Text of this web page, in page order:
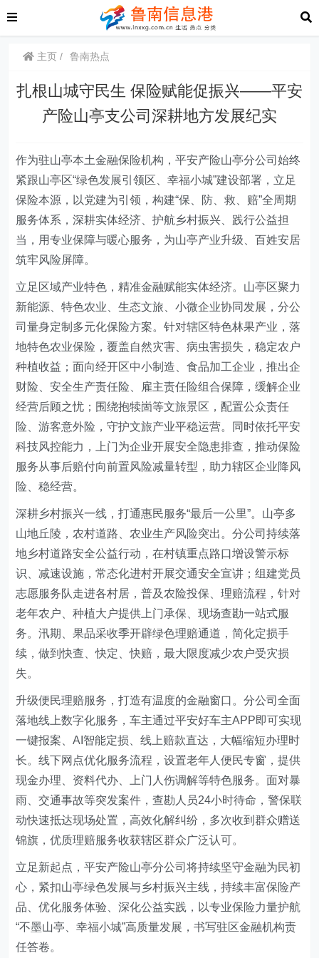
主页 鲁南热点
扎根山城守民生 保险赋能促振兴——平安
产险山亭支公司深耕地方发展纪实
作为驻山亭本土金融保险机构，平安产险山亭分公司始终
紧跟山亭区“绿色发展引领区、幸福小城”建设部署，立足
保险本源，以党建为引领，构建“保、防、救、赔”全周期
服务体系，深耕实体经济、护航乡村振兴、践行公益担
当，用专业保障与暖心服务，为山亭产业升级、百姓安居
筑牢风险屏障。
立足区域产业特色，精准金融赋能实体经济。山亭区聚力
新能源、特色农业、生态文旅、小微企业协同发展，分公
司量身定制多元化保险方案。针对辖区特色林果产业，落
地特色农业保险，覆盖自然灾害、病虫害损失，稳定农户
种植收益；面向经开区中小制造、食品加工企业，推出企
财险、安全生产责任险、雇主责任险组合保障，缓解企业
经营后顾之忧；围绕抱犊崮等文旅景区，配置公众责任
险、游客意外险，守护文旅产业平稳运营。同时依托平安
科技风控能力，上门为企业开展安全隐患排查，推动保险
服务从事后赔付向前置风险减量转型，助力辖区企业降风
险、稳经营。
深耕乡村振兴一线，打通惠民服务“最后一公里”。山亭多
山地丘陵，农村道路、农业生产风险突出。分公司持续落
地乡村道路安全公益行动，在村镇重点路口增设警示标
识、减速设施，常态化进村开展交通安全宣讲；组建党员
志愿服务队走进各村居，普及农险投保、理赔流程，针对
老年农户、种植大户提供上门承保、现场查勘一站式服
务。汛期、果品采收季开辟绿色理赔通道，简化定损手
续，做到快查、快定、快赔，最大限度减少农户受灾损
失。
升级便民理赔服务，打造有温度的金融窗口。分公司全面
落地线上数字化服务，车主通过平安好车主APP即可实现
一键报案、AI智能定损、线上赔款直达，大幅缩短办理时
长。线下网点优化服务流程，设置老年人便民专窗，提供
现金办理、资料代办、上门人伤调解等特色服务。面对暴
雨、交通事故等突发案件，查勘人员24小时待命，警保联
动快速抵达现场处置，高效化解纠纷，多次收到群众赠送
锦旗，优质理赔服务收获辖区群众广泛认可。
立足新起点，平安产险山亭分公司将持续坚守金融为民初
心，紧扣山亭绿色发展与乡村振兴主线，持续丰富保险产
品、优化服务体验、深化公益实践，以专业保险力量护航
“不墨山亭、幸福小城”高质量发展，书写驻区金融机构责
任答卷。